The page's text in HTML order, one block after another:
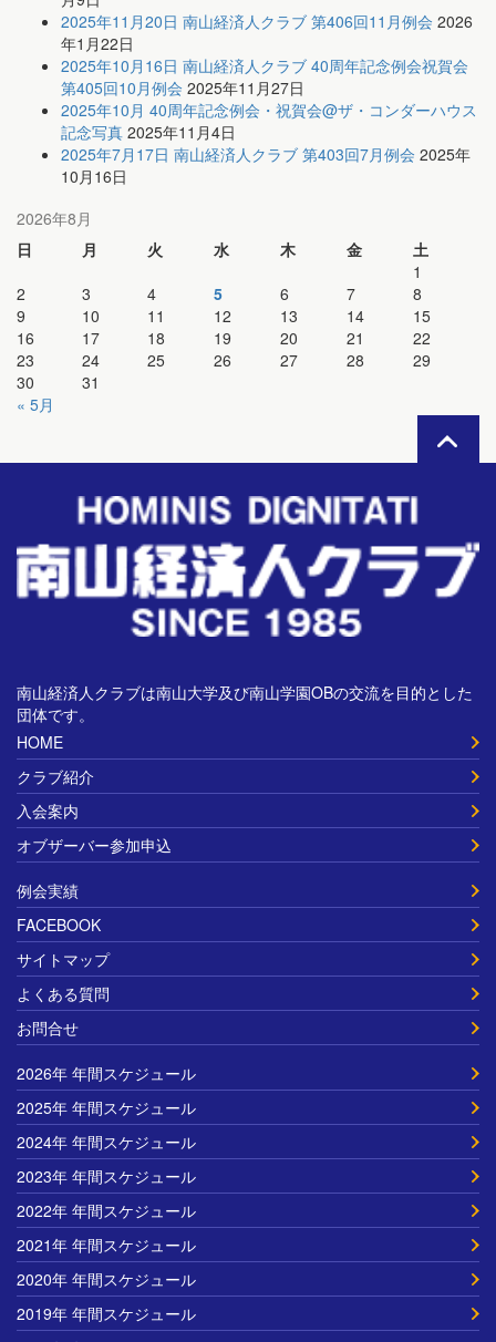
2025年11月20日 南山経済人クラブ 第406回11月例会 2026
年1月22日
2025年10月16日 南山経済人クラブ 40周年記念例会祝賀会
第405回10月例会 2025年11月27日
2025年10月 40周年記念例会・祝賀会@ザ・コンダーハウス
記念写真 2025年11月4日
2025年7月17日 南山経済人クラブ 第403回7月例会 2025年
10月16日
2026年8月
日
月 火 水 木 金
土
1
2
3 4 5 6 7
8
9
10 11 12 13 14
15
16
17 18 19 20 21
22
23
24 25 26 27 28
29
30
31
« 5月
南山経済人クラブは南山大学及び南山学園OBの交流を目的とした
団体です。
HOME
クラブ紹介
入会案内
オブザーバー参加申込
例会実績
FACEBOOK
サイトマップ
よくある質問
お問合せ
2026年 年間スケジュール
2025年 年間スケジュール
2024年 年間スケジュール
2023年 年間スケジュール
2022年 年間スケジュール
2021年 年間スケジュール
2020年 年間スケジュール
2019年 年間スケジュール